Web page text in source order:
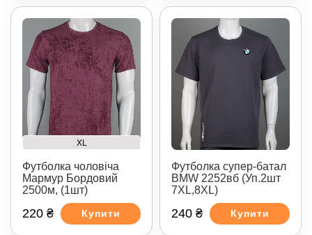
XL
Футболка чоловіча
Мармур Бордовий
2500м, (1шт)
220 ₴ Купити
Футболка супер-батал
BMW 2252вб (Уп.2шт
7XL,8XL)
240 ₴ Купити